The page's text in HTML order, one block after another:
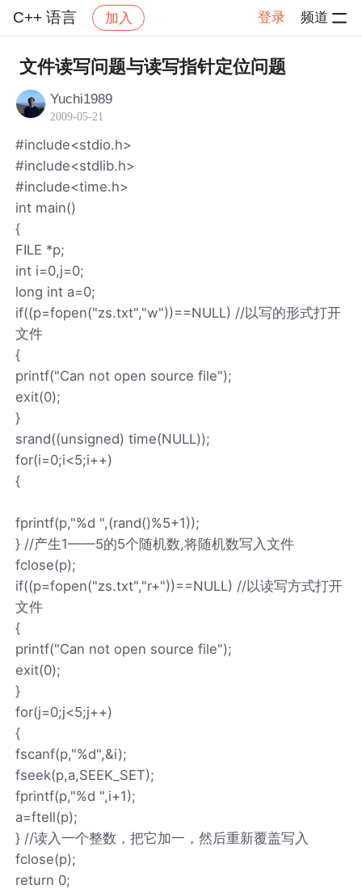
C++ 语言 加入 登录 频道
社区 C++ 语言 帖子详情
文件读写问题与读写指针定位问题
Yuchi1989
2009-05-21
#include<stdio.h>
#include<stdlib.h>
#include<time.h>
int main()
{
FILE *p;
int i=0,j=0;
long int a=0;
if((p=fopen("zs.txt","w"))==NULL) //以写的形式打开
文件
{
printf("Can not open source file");
exit(0);
}
srand((unsigned) time(NULL));
for(i=0;i<5;i++)
{
fprintf(p,"%d ",(rand()%5+1));
} //产生1——5的5个随机数,将随机数写入文件
fclose(p);
if((p=fopen("zs.txt","r+"))==NULL) //以读写方式打开
文件
{
printf("Can not open source file");
exit(0);
}
for(j=0;j<5;j++)
{
fscanf(p,"%d",&i);
fseek(p,a,SEEK_SET);
fprintf(p,"%d ",i+1);
a=ftell(p);
} //读入一个整数，把它加一，然后重新覆盖写入
fclose(p);
return 0;